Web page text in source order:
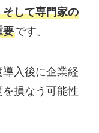
して専門家の
要です。
入後に企業経
損なう可能性